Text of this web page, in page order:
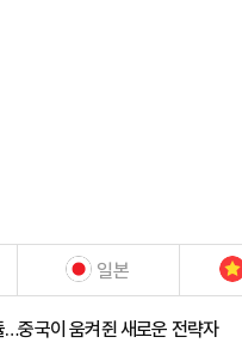
일본
중국이 움켜쥔 새로운 전략자